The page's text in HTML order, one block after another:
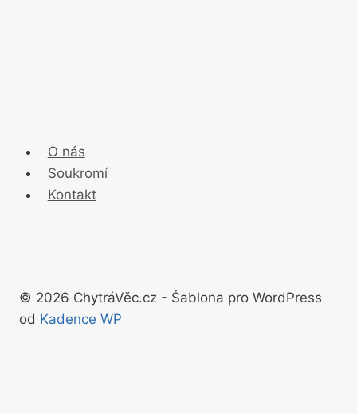
O nás
Soukromí
Kontakt
© 2026 ChytráVěc.cz - Šablona pro WordPress
od Kadence WP